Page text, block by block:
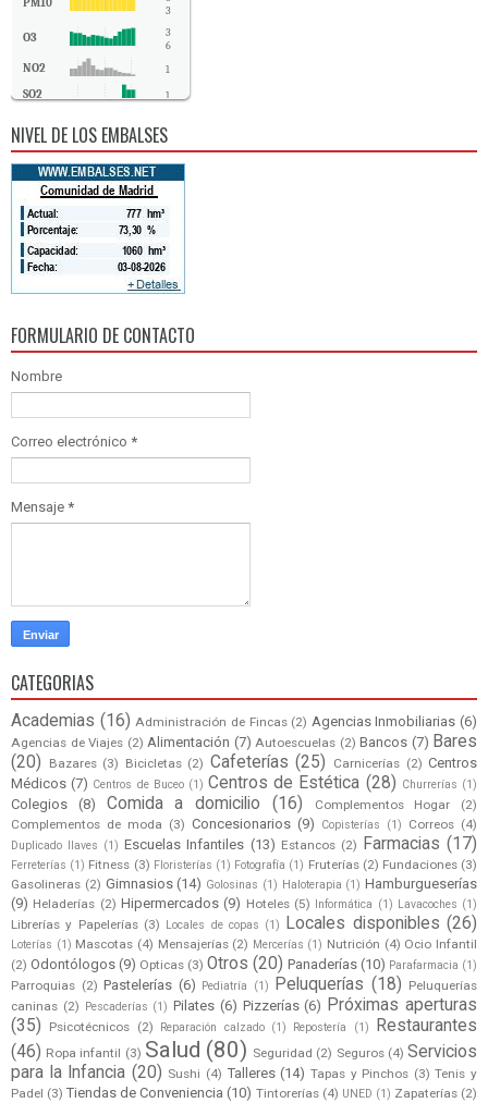
PM10
3
O3
3
6
NO2 1
SO2 1
NIVEL DE LOS EMBALSES
FORMULARIO DE CONTACTO
Nombre
Correo electrónico *
Mensaje *
CATEGORIAS
Academias (16) Administración de Fincas (2) Agencias Inmobiliarias (6)
Agencias de Viajes (2) Alimentación (7) Autoescuelas (2) Bancos (7) Bares
(20)
Bazares (3) Bicicletas (2) Cafeterías (25) Carnicerías (2) Centros
Médicos (7) Centros de Buceo (1) Centros de Estética (28) Churrerías (1)
Colegios (8) Comida a domicilio (16) Complementos Hogar
(2)
Complementos de moda (3) Concesionarios (9) Copisterías (1) Correos (4)
Duplicado llaves (1) Escuelas Infantiles (13) Estancos (2) Farmacias (17)
Ferreterías (1) Fitness (3) Floristerías (1) Fotografía (1) Fruterías (2) Fundaciones (3)
Gasolineras (2) Gimnasios (14) Golosinas (1) Haloterapia (1) Hamburgueserías
(9) Heladerías (2) Hipermercados (9) Hoteles (5) Informática (1) Lavacoches (1)
Librerías y Papelerías (3) Locales de copas (1) Locales disponibles (26)
Loterías (1) Mascotas (4) Mensajerías (2) Mercerías (1) Nutrición (4) Ocio Infantil
(2) Odontólogos (9) Opticas (3) Otros (20) Panaderías (10) Parafarmacia (1)
Parroquias (2) Pastelerías (6) Pediatría (1) Peluquerías (18) Peluquerías
caninas (2) Pescaderías (1) Pilates (6) Pizzerías (6) Próximas aperturas
(35)
Psicotécnicos (2) Reparación calzado (1) Repostería (1)
Restaurantes
(46) Ropa infantil (3) Salud (80) Seguridad (2) Seguros (4) Servicios
para la Infancia (20) Sushi (4) Talleres (14) Tapas y Pinchos (3) Tenis y
Padel (3) Tiendas de Conveniencia (10) Tintorerías (4) UNED (1) Zapaterías (2)